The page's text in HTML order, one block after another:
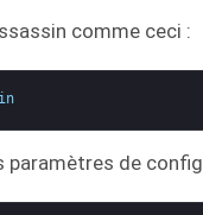
comme ceci :
de